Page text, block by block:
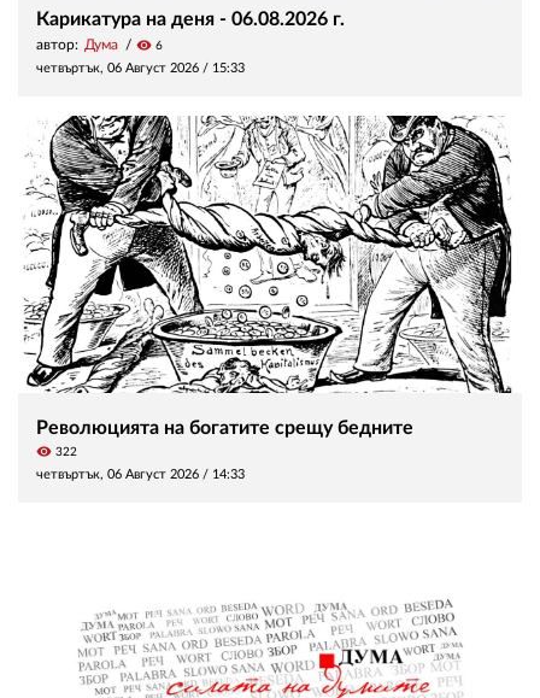
Карикатура на деня - 06.08.2026 г.
автор: Дума visibility 6
четвъртък, 06 Август 2026 / 15:33
Революцията на богатите срещу бедните
visibility 322
четвъртък, 06 Август 2026 / 14:33